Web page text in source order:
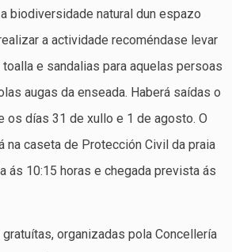
biodiversidade natural dun espazo
a actividade recoméndase levar
e sandalias para aquelas persoas
augas da enseada. Haberá saídas o
os días 31 de xullo e 1 de agosto. O
na caseta de Protección Civil da praia
ás 10:15 horas e chegada prevista ás
organizadas pola Concellería